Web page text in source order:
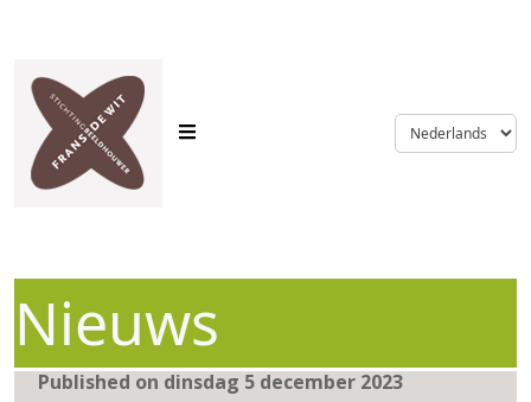
language
Nieuws
Published on dinsdag 5 december 2023